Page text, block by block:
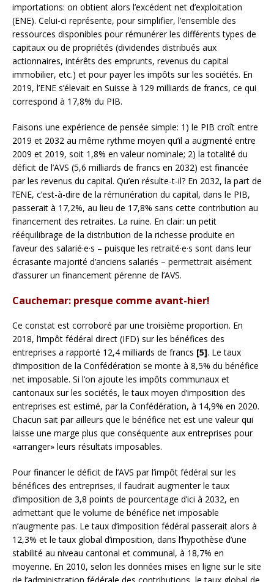
importations: on obtient alors l’excédent net d’exploitation
(ENE). Celui-ci représente, pour simplifier, l’ensemble des
ressources disponibles pour rémunérer les différents types de
capitaux ou de propriétés (dividendes distribués aux
actionnaires, intérêts des emprunts, revenus du capital
immobilier, etc.) et pour payer les impôts sur les sociétés. En
2019, l’ENE s’élevait en Suisse à 129 milliards de francs, ce qui
correspond à 17,8% du PIB.
Faisons une expérience de pensée simple: 1) le PIB croît entre
2019 et 2032 au même rythme moyen qu’il a augmenté entre
2009 et 2019, soit 1,8% en valeur nominale; 2) la totalité du
déficit de l’AVS (5,6 milliards de francs en 2032) est financée
par les revenus du capital. Qu’en résulte-t-il? En 2032, la part de
l’ENE, c’est-à-dire de la rémunération du capital, dans le PIB,
passerait à 17,2%, au lieu de 17,8% sans cette contribution au
financement des retraites. La ruine. En clair: un petit
rééquilibrage de la distribution de la richesse produite en
faveur des salarié·e·s – puisque les retraité·e·s sont dans leur
écrasante majorité d’anciens salariés – permettrait aisément
d’assurer un financement pérenne de l’AVS.
Cauchemar: presque comme avant-hier!
Ce constat est corroboré par une troisième proportion. En
2018, l’impôt fédéral direct (IFD) sur les bénéfices des
entreprises a rapporté 12,4 milliards de francs [5]. Le taux
d’imposition de la Confédération se monte à 8,5% du bénéfice
net imposable. Si l’on ajoute les impôts communaux et
cantonaux sur les sociétés, le taux moyen d’imposition des
entreprises est estimé, par la Confédération, à 14,9% en 2020.
Chacun sait par ailleurs que le bénéfice net est une valeur qui
laisse une marge plus que conséquente aux entreprises pour
«arranger» leurs résultats imposables.
Pour financer le déficit de l’AVS par l’impôt fédéral sur les
bénéfices des entreprises, il faudrait augmenter le taux
d’imposition de 3,8 points de pourcentage d’ici à 2032, en
admettant que le volume de bénéfice net imposable
n’augmente pas. Le taux d’imposition fédéral passerait alors à
12,3% et le taux global d’imposition, dans l’hypothèse d’une
stabilité au niveau cantonal et communal, à 18,7% en
moyenne. En 2010, selon les données mises en ligne sur le site